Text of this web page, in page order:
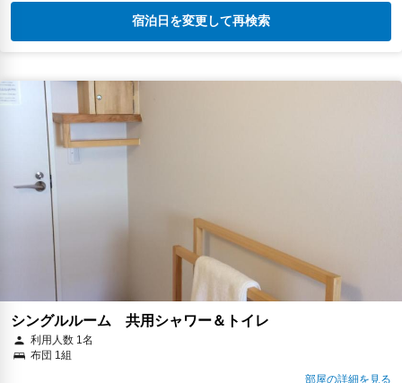
宿泊日を変更して再検索
シングルルーム 共用シャワー＆トイレ
利用人数 1名
布団 1組
部屋の詳細を見る